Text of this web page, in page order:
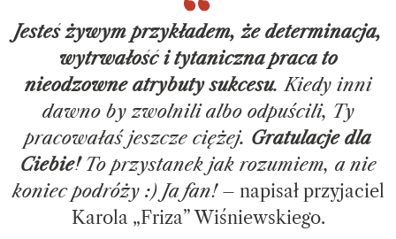
Jesteś żywym przykładem, że determinacja,
wytrwałość i tytaniczna praca to
nieodzowne atrybuty sukcesu. Kiedy inni
dawno by zwolnili albo odpuścili, Ty
pracowałaś jeszcze ciężej. Gratulacje dla
Ciebie!To przystanek jak rozumiem, a nie
koniec podróży :) Ja fan!– napisał przyjaciel
Karola „Friza” Wiśniewskiego.